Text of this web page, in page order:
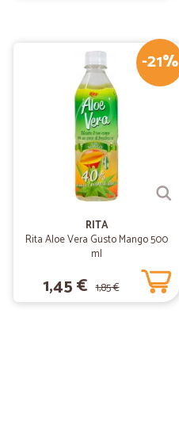
-21%
RITA
Rita Aloe Vera Gusto Mango 500
ml
1,45 € 1,85 €